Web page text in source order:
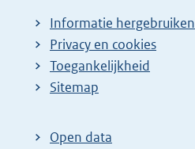
Informatie hergebruiken
Privacy en cookies
Toegankelijkheid
Sitemap
Open data